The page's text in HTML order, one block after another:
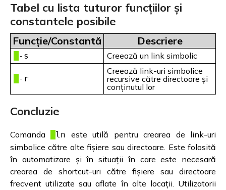
Tabel cu lista tuturor funcțiilor și
constantele posibile
Funcție/Constantă Descriere
-s Creează un link simbolic
-r
Creează link-uri simbolice
recursive către directoare și
conținutul lor
Concluzie
Comanda ln
este utilă pentru crearea de link-uri
simbolice către alte fișiere sau directoare. Este folosită
în automatizare și în situații în care este necesară
crearea de shortcut-uri către fișiere sau directoare
frecvent utilizate sau aflate în alte locații. Utilizatorii